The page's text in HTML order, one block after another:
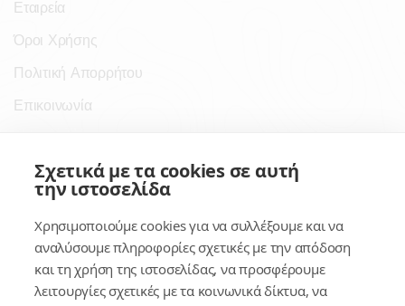
Εταιρεία
Όροι Χρήσης
Πολιτική Απορρήτου
Επικοινωνία
Σύνδεσμοι
Κέντρο Γνώσης
Πλατφόρμα
Σχετικά με τα cookies σε αυτή
την ιστοσελίδα
Χρησιμοποιούμε cookies για να συλλέξουμε και να
αναλύσουμε πληροφορίες σχετικές με την απόδοση
και τη χρήση της ιστοσελίδας, να προσφέρουμε
λειτουργίες σχετικές με τα κοινωνικά δίκτυα, να